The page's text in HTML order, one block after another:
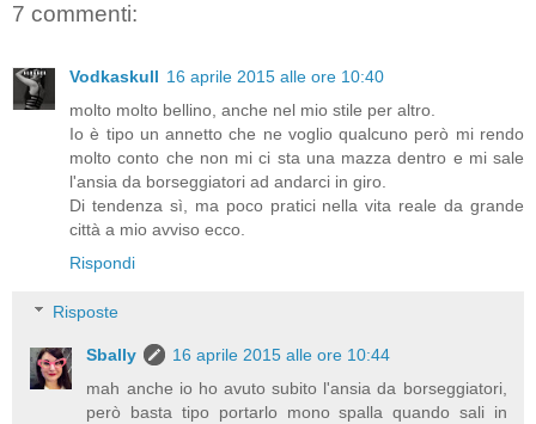
7 commenti:
Vodkaskull 16 aprile 2015 alle ore 10:40
molto molto bellino, anche nel mio stile per altro.
Io è tipo un annetto che ne voglio qualcuno però mi rendo
molto conto che non mi ci sta una mazza dentro e mi sale
l'ansia da borseggiatori ad andarci in giro.
Di tendenza sì, ma poco pratici nella vita reale da grande
città a mio avviso ecco.
Rispondi
Risposte
Sbally
16 aprile 2015 alle ore 10:44
mah anche io ho avuto subito l'ansia da borseggiatori,
però basta tipo portarlo mono spalla quando sali in